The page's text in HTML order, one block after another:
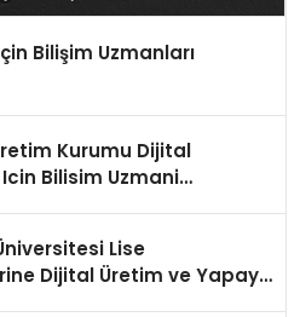
Bilişim Uzmanları
Kurumu Dijital
Bilisim Uzmani
Lise
Dijital Üretim ve Yapay